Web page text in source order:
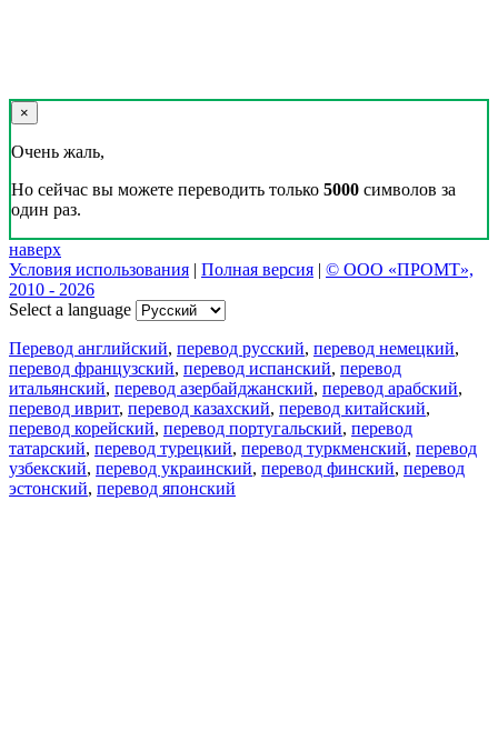
×
Очень жаль,
Но сейчас вы можете переводить только 5000 символов за
один раз.
наверх
Условия использования | Полная версия | © ООО «ПРОМТ»,
2010 - 2026
Select a language
Перевод английский, перевод русский, перевод немецкий,
перевод французский, перевод испанский, перевод
итальянский, перевод азербайджанский, перевод арабский,
перевод иврит, перевод казахский, перевод китайский,
перевод корейский, перевод португальский, перевод
татарский, перевод турецкий, перевод туркменский, перевод
узбекский, перевод украинский, перевод финский, перевод
эстонский, перевод японский